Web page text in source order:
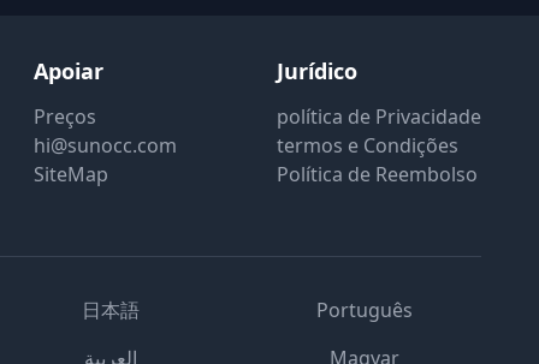
Apoiar
Preços
hi@sunocc.com
SiteMap
Jurídico
política de Privacidade
termos e Condições
Política de Reembolso
日本語
Português
العربية Magyar